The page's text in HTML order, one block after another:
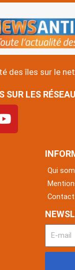
des îles sur le net
SUR LES
Y
o
u
Qui
Contact